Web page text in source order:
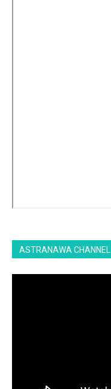
ASTRANAWA CHANNEL